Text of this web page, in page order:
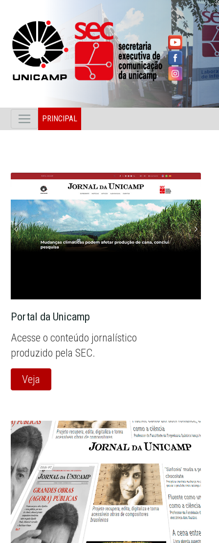
PRINCIPAL
Portal da Unicamp
Acesse o conteúdo jornalístico
produzido pela SEC.
Veja